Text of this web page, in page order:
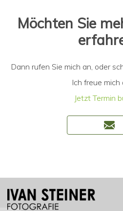
Möchten Sie
Dann rufen Sie mich an, oder
Ich freue mich
Jetzt Termin